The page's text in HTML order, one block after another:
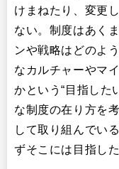
けまねたり、変更
ない。制度はあく
ンや戦略はどのよ
なカルチャーやマ
かという“目指した
な制度の在り方を
して取り組んでい
ずそこには目指し